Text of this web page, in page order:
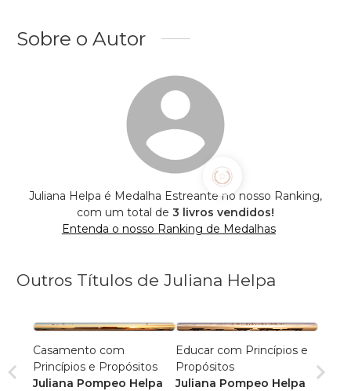
Sobre o Autor
Juliana Helpa é Medalha Estreante no nosso Ranking,
com um total de 3 livros vendidos!
Entenda o nosso Ranking de Medalhas
Outros Títulos de Juliana Helpa
Casamento com
Princípios e Propósitos
Juliana Pompeo Helpa
Educar com Princípios e
Propósitos
Juliana Pompeo Helpa